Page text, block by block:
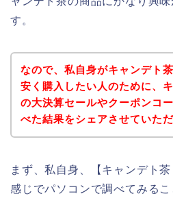
す。
なので、私自身がキャンデト
安く購入したい人のために、
の大決算セールやクーポンコ
べた結果をシェアさせていただ
まず、私自身、【キャンデト
感じでパソコンで調べてみるこ